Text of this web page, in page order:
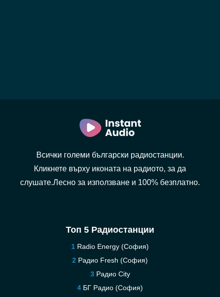
Всички големи български радиостанции.
Кликнете върху иконата на радиото, за да
слушате.Лесно за използване и 100% безплатно.
Топ 5 Радиостанции
Radio Energy (София)
Радио Fresh (София)
Pадио City
БГ Радио (София)